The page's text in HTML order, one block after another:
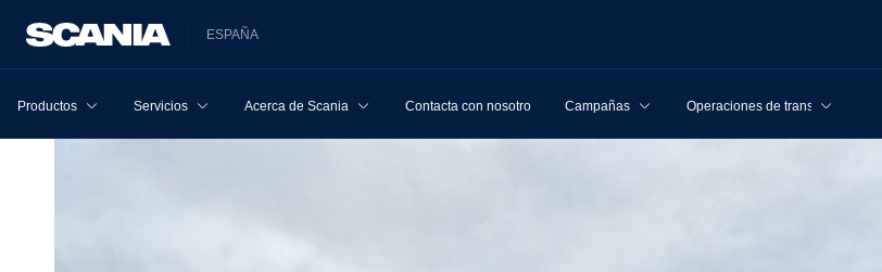
ESPAÑA
Productos Servicios Acerca de Scania Contacta con nosotros Campañas Operaciones de transporte